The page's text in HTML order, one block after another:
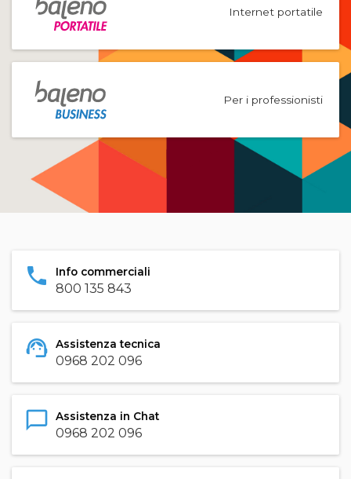
Internet portatile
Per i professionisti
phone Info commerciali
800 135 843
support_agent Assistenza tecnica
0968 202 096
chat_bubble_outline Assistenza in Chat
0968 202 096